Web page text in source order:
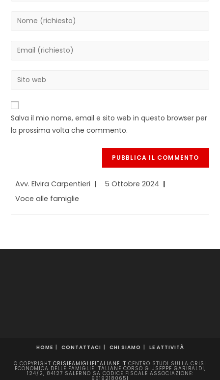
Inserisci
nome
nome
per
commentare
Inserisci
indirizzo
per
commentare
Inserisci
del
sito
(facoltativo)
Salva il mio nome, email e sito web in questo browser per
la prossima volta che commento.
Autore
Avv. Elvira Carpentieri
Articolo
5 Ottobre 2024
Categoria
Voce alle famiglie
HOME CONTATTACI CHI SIAMO LE ATTIVITÀ
© COPYRIGHT CRISIFAMIGLIEITALIANE.IT CENTRO STUDI SULLA CRISI
ECONOMICA DELLE FAMIGLIE ITALIANE CORSO GIUSEPPE GARIBALDI,
124/2, 84127 SALERNO SA CODICE FISCALE ASSOCIAZIONE:
95192180651